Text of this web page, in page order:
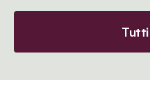
Tutti